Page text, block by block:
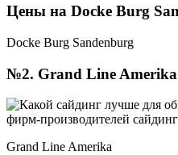
Цены на Docke Burg
Docke Burg Sandenburg
№2. Grand Line Amerika
Grand Line Amerika